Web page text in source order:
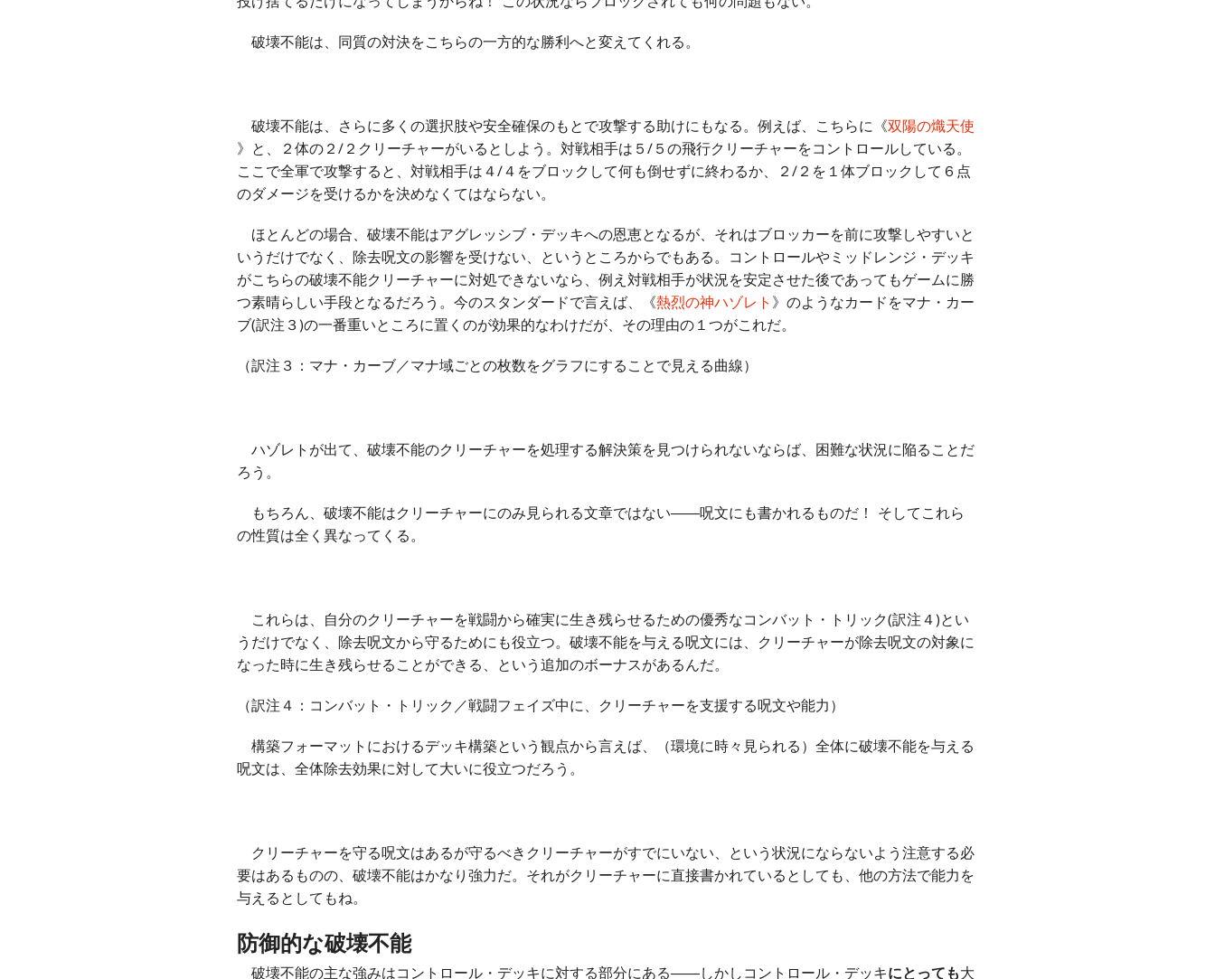
破壊不能は、同質の対決をこちらの一方的な勝利へと変えてくれる。
破壊不能は、さらに多くの選択肢や安全確保のもとで攻撃する助けにもなる。例えば、こちらに《双陽の熾天使
》と、２体の２/２クリーチャーがいるとしよう。対戦相手は５/５の飛行クリーチャーをコントロールしている。
ここで全軍で攻撃すると、対戦相手は４/４をブロックして何も倒せずに終わるか、２/２を１体ブロックして６点
のダメージを受けるかを決めなくてはならない。
ほとんどの場合、破壊不能はアグレッシブ・デッキへの恩恵となるが、それはブロッカーを前に攻撃しやすいと
いうだけでなく、除去呪文の影響を受けない、というところからでもある。コントロールやミッドレンジ・デッキ
がこちらの破壊不能クリーチャーに対処できないなら、例え対戦相手が状況を安定させた後であってもゲームに勝
つ素晴らしい手段となるだろう。今のスタンダードで言えば、《熱烈の神ハゾレト 》のようなカードをマナ・カー
ブ(訳注３)の一番重いところに置くのが効果的なわけだが、その理由の１つがこれだ。
（訳注３：マナ・カーブ／マナ域ごとの枚数をグラフにすることで見える曲線）
ハゾレトが出て、破壊不能のクリーチャーを処理する解決策を見つけられないならば、困難な状況に陥ることだ
ろう。
もちろん、破壊不能はクリーチャーにのみ見られる文章ではない――呪文にも書かれるものだ！ そしてこれら
の性質は全く異なってくる。
これらは、自分のクリーチャーを戦闘から確実に生き残らせるための優秀なコンバット・トリック(訳注４)とい
うだけでなく、除去呪文から守るためにも役立つ。破壊不能を与える呪文には、クリーチャーが除去呪文の対象に
なった時に生き残らせることができる、という追加のボーナスがあるんだ。
（訳注４：コンバット・トリック／戦闘フェイズ中に、クリーチャーを支援する呪文や能力）
構築フォーマットにおけるデッキ構築という観点から言えば、（環境に時々見られる）全体に破壊不能を与える
呪文は、全体除去効果に対して大いに役立つだろう。
クリーチャーを守る呪文はあるが守るべきクリーチャーがすでにいない、という状況にならないよう注意する必
要はあるものの、破壊不能はかなり強力だ。それがクリーチャーに直接書かれているとしても、他の方法で能力を
与えるとしてもね。
防御的な破壊不能
破壊不能の主な強みはコントロール・デッキに対する部分にある――しかしコントロール・デッキにとっても大